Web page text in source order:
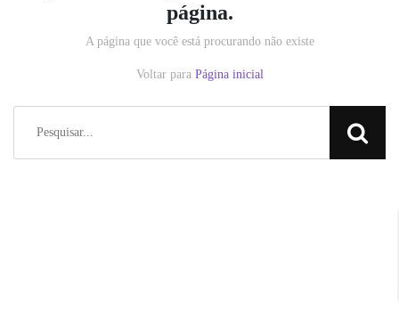
página.
A página que você está procurando não existe
Voltar para Página inicial